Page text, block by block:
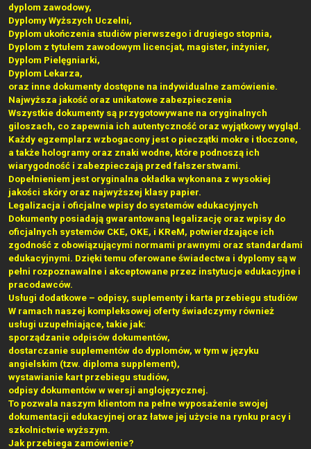
dyplom zawodowy,
Dyplomy Wyższych Uczelni,
Dyplom ukończenia studiów pierwszego i drugiego stopnia,
Dyplom z tytułem zawodowym licencjat, magister, inżynier,
Dyplom Pielęgniarki,
Dyplom Lekarza,
oraz inne dokumenty dostępne na indywidualne zamówienie.
Najwyższa jakość oraz unikatowe zabezpieczenia
Wszystkie dokumenty są przygotowywane na oryginalnych
giloszach, co zapewnia ich autentyczność oraz wyjątkowy wygląd.
Każdy egzemplarz wzbogacony jest o pieczątki mokre i tłoczone,
a także hologramy oraz znaki wodne, które podnoszą ich
wiarygodność i zabezpieczają przed fałszerstwami.
Dopełnieniem jest oryginalna okładka wykonana z wysokiej
jakości skóry oraz najwyższej klasy papier.
Legalizacja i oficjalne wpisy do systemów edukacyjnych
Dokumenty posiadają gwarantowaną legalizację oraz wpisy do
oficjalnych systemów CKE, OKE, i KReM, potwierdzające ich
zgodność z obowiązującymi normami prawnymi oraz standardami
edukacyjnymi. Dzięki temu oferowane świadectwa i dyplomy są w
pełni rozpoznawalne i akceptowane przez instytucje edukacyjne i
pracodawców.
Usługi dodatkowe – odpisy, suplementy i karta przebiegu studiów
W ramach naszej kompleksowej oferty świadczymy również
usługi uzupełniające, takie jak:
sporządzanie odpisów dokumentów,
dostarczanie suplementów do dyplomów, w tym w języku
angielskim (tzw. diploma supplement),
wystawianie kart przebiegu studiów,
odpisy dokumentów w wersji anglojęzycznej.
To pozwala naszym klientom na pełne wyposażenie swojej
dokumentacji edukacyjnej oraz łatwe jej użycie na rynku pracy i
szkolnictwie wyższym.
Jak przebiega zamówienie?